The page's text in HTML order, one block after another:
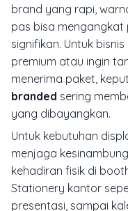
brand yang rapi,
pas bisa
signifikan. Untuk
premium atau ingin
menerima paket,
branded sering
yang dibayangkan.
Untuk kebutuhan
menjaga
kehadiran fisik di
Stationery kantor
presentasi, sampai